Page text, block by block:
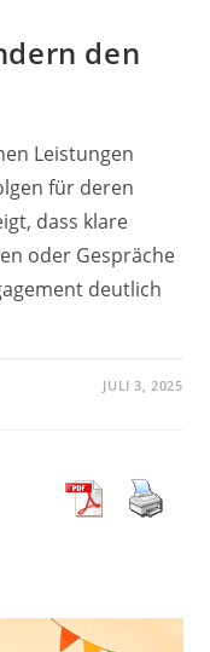
den
Leistungen
für deren
dass klare
oder Gespräche
deutlich
JULI 3, 2025